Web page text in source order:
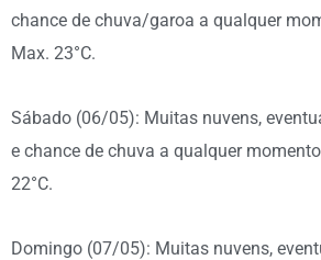
chance de chuva/garoa a qualquer
Max. 23°C.
Sábado (06/05): Muitas nuvens,
e chance de chuva a qualquer
22°C.
Domingo (07/05): Muitas nuvens,